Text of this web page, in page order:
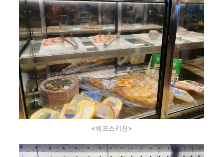
<쉐프스키친>